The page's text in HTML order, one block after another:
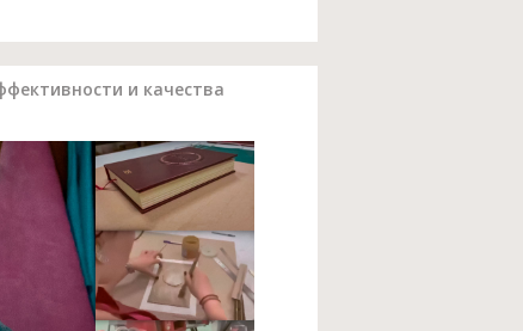
и качества